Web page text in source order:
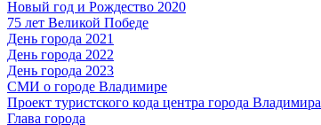
Новый год и Рождество 2020
75 лет Великой Победе
День города 2021
День города 2022
День города 2023
СМИ о городе Владимире
Проект туристского кода центра города Владимира
Глава города